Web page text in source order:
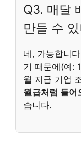
Q3. 매달
만들 수
네, 가능합니
기 때문에(예:
월 지급 기업
월급처럼 들어
습니다.